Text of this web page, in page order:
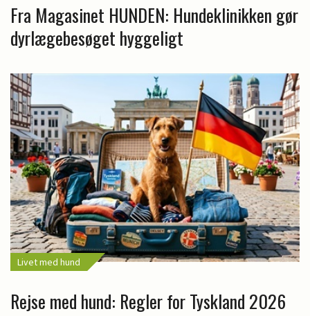
Fra Magasinet HUNDEN: Hundeklinikken gør
dyrlægebesøget hyggeligt
Livet med hund
Rejse med hund: Regler for Tyskland 2026